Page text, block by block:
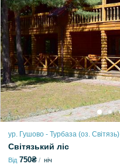
ур. Гушово - Турбаза (оз. Світязь)
Світязький ліс
Від 750₴ ніч